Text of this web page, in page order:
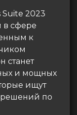
2023
в сфере
к
станет
и мощных
ищут
по